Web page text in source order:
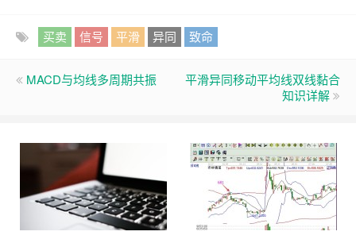
买卖 信号 平滑 异同 致命
MACD与均线多周期共振
平滑异同移动平均线双线黏合
知识详解